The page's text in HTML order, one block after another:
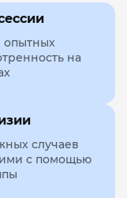
опытных
на
случаев
с помощью